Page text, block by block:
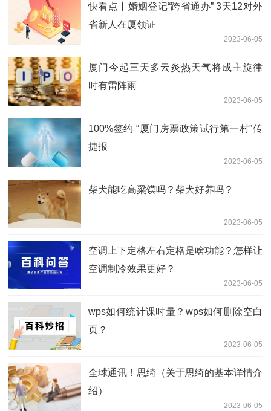
快看点丨婚姻登记“跨省通办” 3天12对外
省新人在厦领证
2023-06-05
厦门今起三天多云炎热天气将成主旋律
时有雷阵雨
2023-06-05
100%签约 “厦门房票政策试行第一村”传
捷报
2023-06-05
柴犬能吃高粱馍吗？柴犬好养吗？
2023-06-05
空调上下定格左右定格是啥功能？怎样让
空调制冷效果更好？
2023-06-05
wps如何统计课时量？wps如何删除空白
页？
2023-06-05
全球通讯！思绮（关于思绮的基本详情介
绍）
2023-06-05